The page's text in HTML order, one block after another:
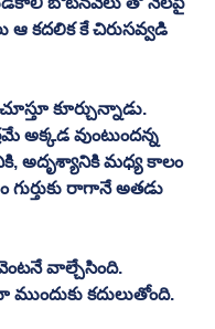
ఆ కదలిక కే చిరుసవ్వడి
కూర్చున్నాడు.
వుంటుందన్న
అదృశ్యానికి మధ్య కాలం
గుర్తుకు రాగానే అతడు
వెంటనే వాల్చేసింది.
ముందుకు కదులుతోంది.